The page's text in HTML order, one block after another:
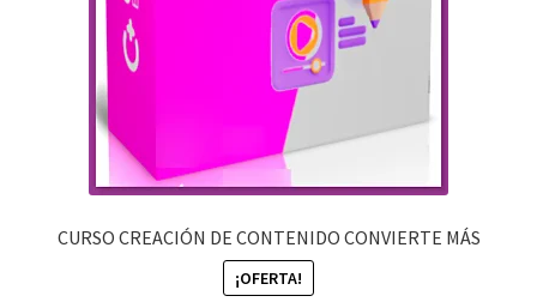
CURSO CREACIÓN DE CONTENIDO CONVIERTE MÁS
¡OFERTA!